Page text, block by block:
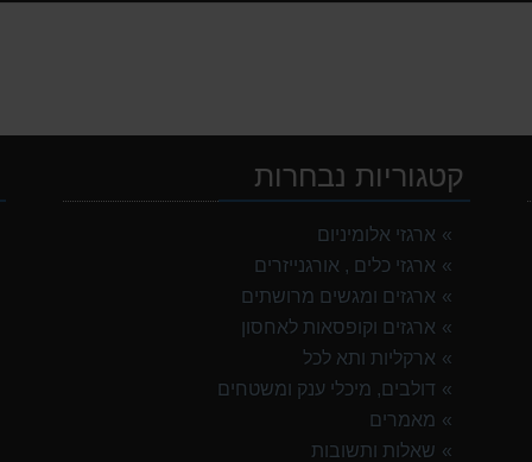
קטגוריות נבחרות
ארגזי אלומיניום
ארגזי כלים , אורגנייזרים
ארגזים ומגשים מרושתים
ארגזים וקופסאות לאחסון
ארקליות ותא לכל
דולבים, מיכלי ענק ומשטחים
מאמרים
שאלות ותשובות